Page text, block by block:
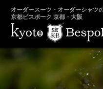
オーダースーツ・オーダーシャツ
京都ビスポーク 京都・大阪